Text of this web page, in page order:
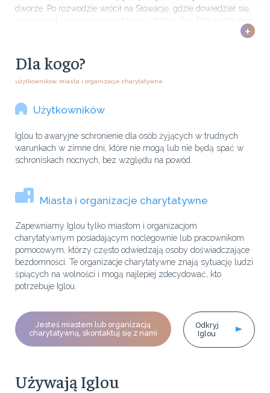
dworze. Po rozwodzie wrócił na Słowację, gdzie dowiedział się,
że jego brat uznał go za martwego i dlatego Pan Petr został bez
dachu nad głową. Zdecydował, że wróci do Czech, zamieszkał
+
Dla kogo?
użytkowników, miasta i organizacje charytatywne
Użytkowników
Iglou to awaryjne schronienie dla osób żyjących w trudnych
warunkach w zimne dni, które nie mogą lub nie będą spać w
schroniskach nocnych, bez względu na powód.
Miasta i organizacje charytatywne
Zapewniamy Iglou tylko miastom i organizacjom
charytatywnym posiadającym noclegownie lub pracownikom
pomocowym, którzy często odwiedzają osoby doświadczające
bezdomności. Te organizacje charytatywne znają sytuację ludzi
śpiących na wolności i mogą najlepiej zdecydować, kto
potrzebuje Iglou.
Jesteś miastem lub organizacją
charytatywną, skontaktuj się z nami
Odkryj
Iglou
Używają Iglou